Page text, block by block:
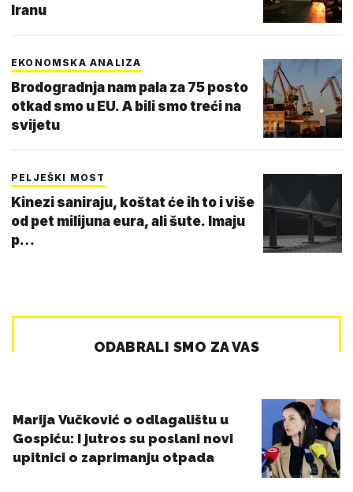
Iranu
EKONOMSKA ANALIZA
Brodogradnja nam pala za 75 posto
otkad smo u EU. A bili smo treći na
svijetu
PELJEŠKI MOST
Kinezi saniraju, koštat će ih to i više
od pet milijuna eura, ali šute. Imaju
p…